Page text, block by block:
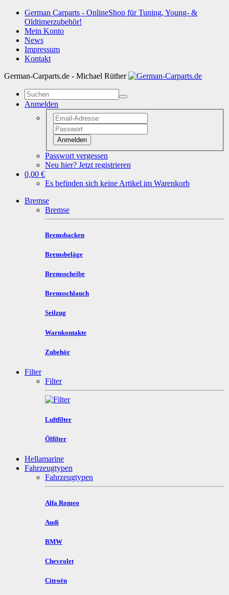
German Carparts - OnlineShop für Tuning, Young- &
Oldtimerzubehör!
Mein Konto
News
Impressum
Kontakt
German-Carparts.de - Michael Rüther
Anmelden
Anmelden
Passwort vergessen
Neu hier? Jetzt registrieren
0,00 €
Es befinden sich keine Artikel im Warenkorb
Bremse
Bremse
Bremsbacken
Bremsbeläge
Bremsscheibe
Bremsschlauch
Seilzug
Warnkontakte
Zubehör
Filter
Filter
Luftfilter
Ölfilter
Hellamarine
Fahrzeugtypen
Fahrzeugtypen
Alfa Romeo
Audi
BMW
Chevrolet
Citroën